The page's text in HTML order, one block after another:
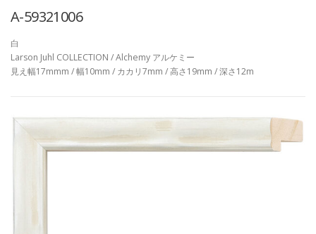
A-59321006
白
Larson Juhl COLLECTION / Alchemy アルケミー
見え幅17mmm / 幅10mm / カカリ7mm / 高さ19mm / 深さ12m